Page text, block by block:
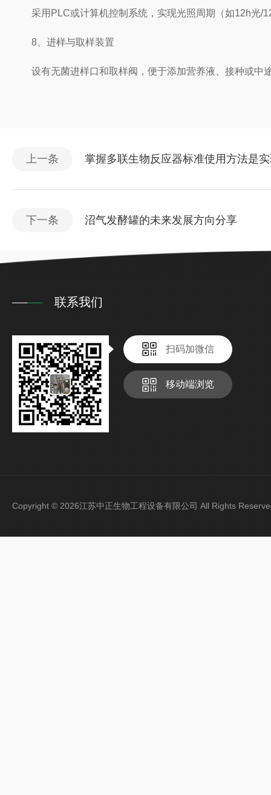
采用PLC或计算机控制系统，实现光照周期（如12h光/
8、进样与取样装置
设有无菌进样口和取样阀，便于添加营养液、接种或中
上一条 掌握多联生物反应器标准使用方法是
下一条 沼气发酵罐的未来发展方向分享
联系我们
扫码加微信
移动端浏览
Copyright © 2026江苏中正生物工程设备有限公司 All Rights